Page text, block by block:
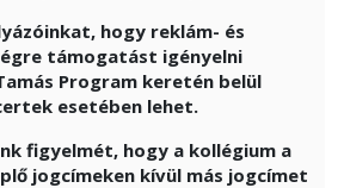
hogy reklám- és
támogatást igényelni
Program keretén belül
esetében lehet.
figyelmét, hogy a kollégium a
jogcímeken kívül más jogcímet